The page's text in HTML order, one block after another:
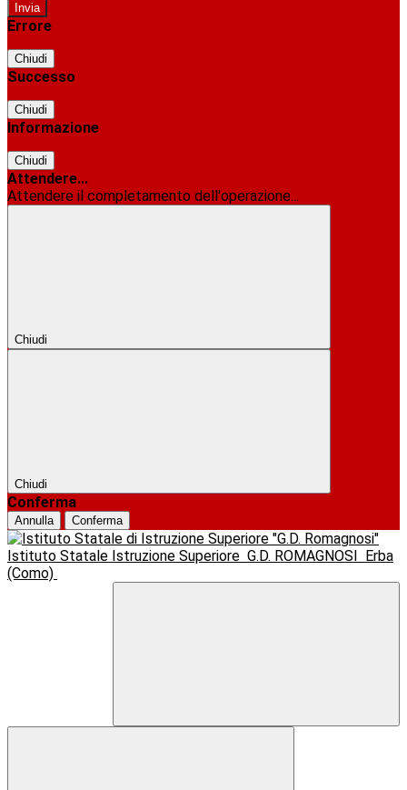
Errore
Chiudi
Successo
Chiudi
Informazione
Chiudi
Attendere...
Attendere il completamento dell'operazione...
Chiudi
Chiudi
Conferma
Annulla Conferma
Istituto Statale Istruzione Superiore G.D. ROMAGNOSI
Erba
(Como)